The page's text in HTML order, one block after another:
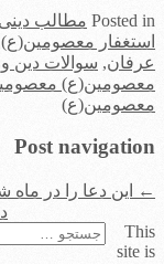
Posted in مطالب
استغفار معصومین(ع)
عرفان, سوالات دین
معصومین(ع)
معصومین(ع)
Post navigation
←
این دعا را در
جستجو
This
site is